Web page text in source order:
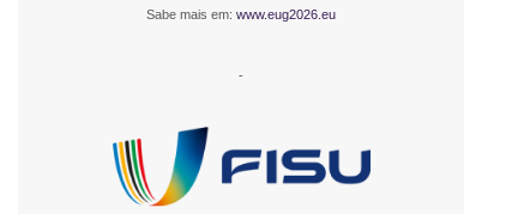
Sabe mais em:www.eug2026.eu
-